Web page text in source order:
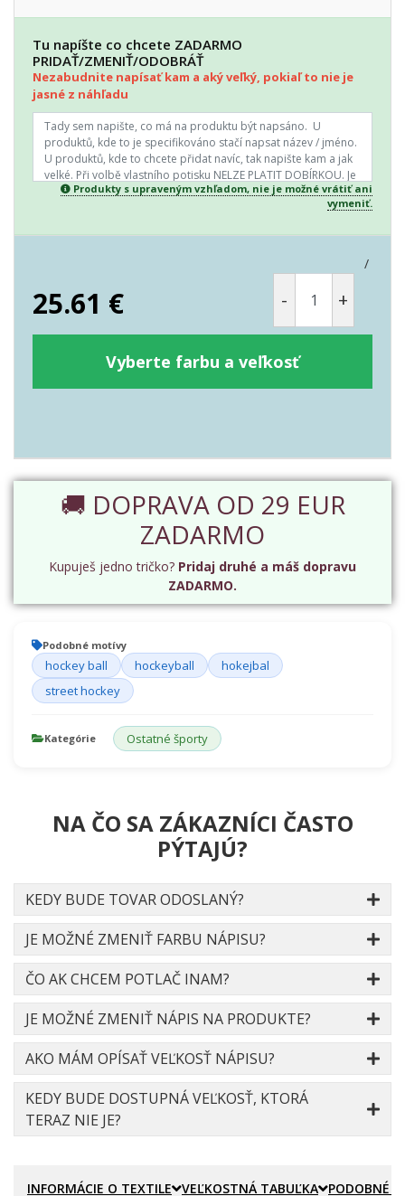
Tu napíšte co chcete ZADARMO
PRIDAŤ/ZMENIŤ/ODOBRÁŤ
Nezabudnite napísať kam a aký veľký, pokiaľ to nie je
jasné z náhľadu
Produkty s upraveným vzhľadom, nie je možné vrátiť ani
vymeniť.
/
25.61 € - +
Vyberte farbu a veľkosť
🚚 DOPRAVA OD 29 EUR
ZADARMO
Kupuješ jedno tričko? Pridaj druhé a máš dopravu
ZADARMO.
Podobné motívy
hockey ball hockeyball
hokejbal
street hockey
Kategórie Ostatné športy
NA ČO SA ZÁKAZNÍCI ČASTO
PÝTAJÚ?
KEDY BUDE TOVAR ODOSLANÝ?
JE MOŽNÉ ZMENIŤ FARBU NÁPISU?
ČO AK CHCEM POTLAČ INAM?
JE MOŽNÉ ZMENIŤ NÁPIS NA PRODUKTE?
AKO MÁM OPÍSAŤ VEĽKOSŤ NÁPISU?
KEDY BUDE DOSTUPNÁ VEĽKOSŤ, KTORÁ
TERAZ NIE JE?
INFORMÁCIE O TEXTILE VEĽKOSTNÁ TABUĽKA PODOBNÉ